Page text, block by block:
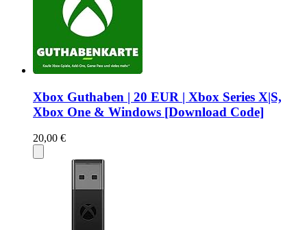
Xbox Guthaben | 20 EUR | Xbox Series X|S,
Xbox One & Windows [Download Code]
20,00 €